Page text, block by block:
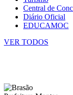
Central de
Diário Oficial
EDUCAMOC
VER TODOS